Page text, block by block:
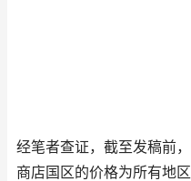
经笔者查证，截至发稿前
商店国区的价格为所有地